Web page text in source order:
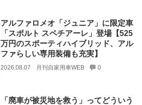
アルファロメオ「ジュニア」に限定車
「スポルト スペチアーレ」登場【525
万円のスポーティハイブリッド、アル
ファらしい専用装備も充実】
2026.08.07 月刊自家用車WEB 0
「廃車が被災地を救う」ってどういう